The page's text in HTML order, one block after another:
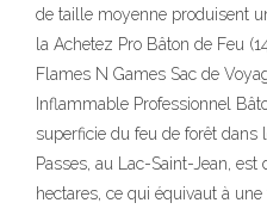
de taille moyenne produisent
la Achetez Pro Bâton de Feu
Flames N Games Sac de
Inflammable Professionnel
superficie du feu de forêt dans
Passes, au Lac-Saint-Jean,
hectares, ce qui équivaut à